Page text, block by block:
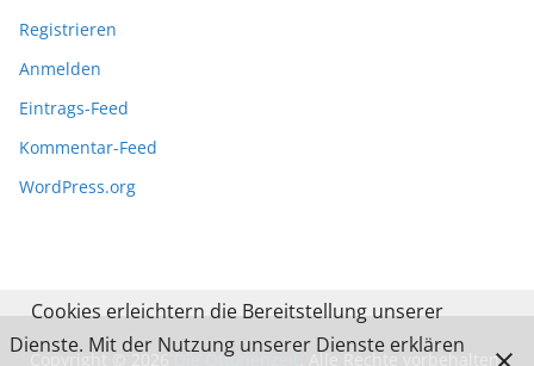
Registrieren
Anmelden
Eintrags-Feed
Kommentar-Feed
WordPress.org
Copyright © 2026Die Ottonenzeit. Alle Rechte vorbehalten.
Cookies erleichtern die Bereitstellung unserer
Dienste. Mit der Nutzung unserer Dienste erklären